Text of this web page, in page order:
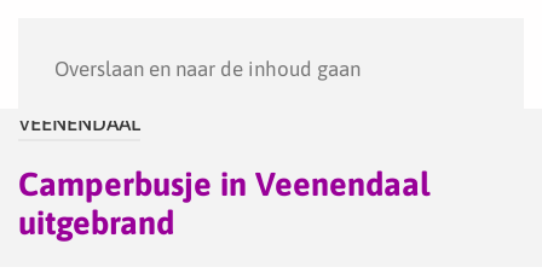
Overslaan en naar de inhoud gaan
VEENENDAAL
Camperbusje in Veenendaal
uitgebrand